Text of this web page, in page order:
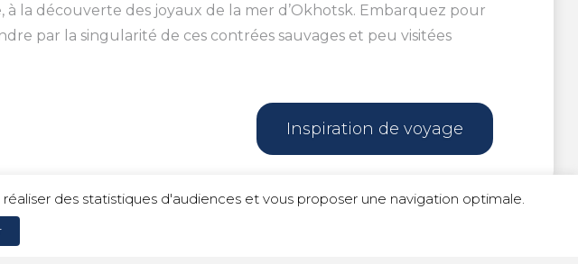
la découverte des joyaux de la mer d’Okhotsk. Embarquez pour
par la singularité de ces contrées sauvages et peu visitées
Inspiration de voyage
de confidentialité
des statistiques d'audiences et vous proposer une navigation optimale.